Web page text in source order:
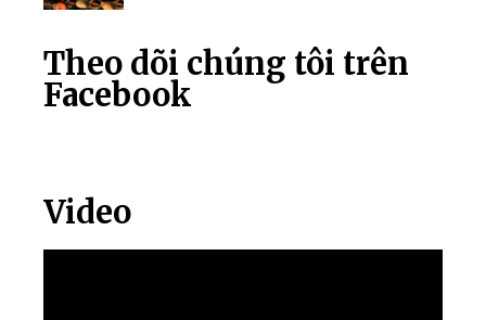
Theo dõi chúng tôi trên
Facebook
Video